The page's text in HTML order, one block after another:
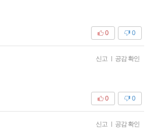
0
0
신고 | 공감 확인
0
0
신고 | 공감 확인